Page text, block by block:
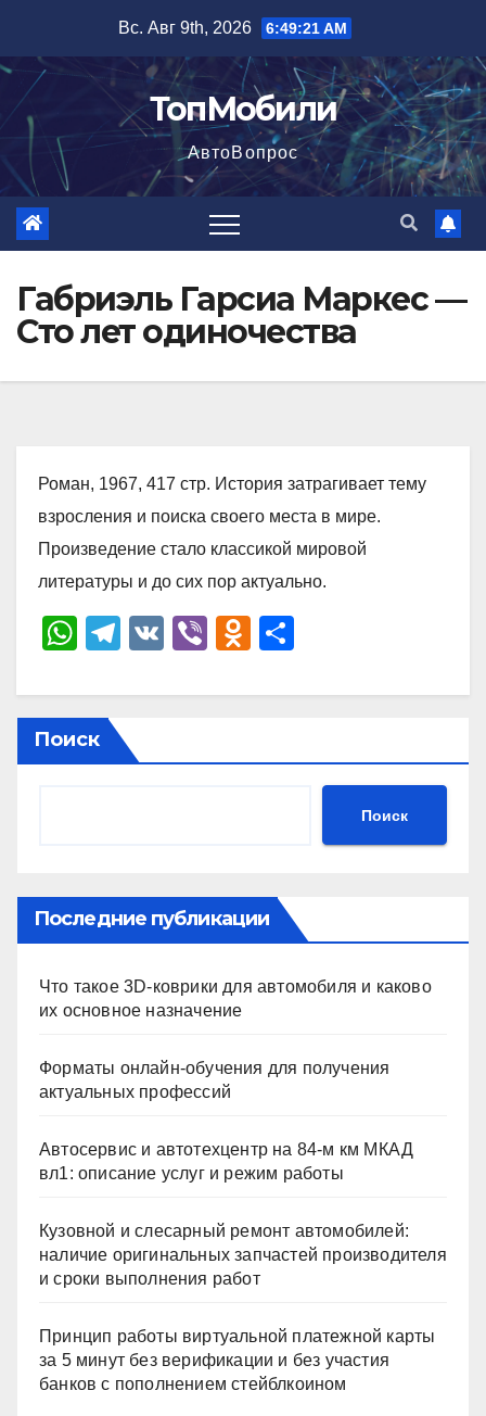
содержимому
Вс. Авг 9th, 2026 6:49:22 AM
ТопМобили
АвтоВопрос
Габриэль Гарсиа Маркес —
Сто лет одиночества
Роман, 1967, 417 стр. История затрагивает тему
взросления и поиска своего места в мире.
Произведение стало классикой мировой
литературы и до сих пор актуально.
W
at
s
A
T
e
gr
a
V
Vi
er
O
n
kl
ki
р
в
ть
Поиск
Поиск
Последние публикации
Что такое 3D-коврики для автомобиля и каково
их основное назначение
Форматы онлайн-обучения для получения
актуальных профессий
Автосервис и автотехцентр на 84-м км МКАД
вл1: описание услуг и режим работы
Кузовной и слесарный ремонт автомобилей:
наличие оригинальных запчастей производителя
и сроки выполнения работ
Принцип работы виртуальной платежной карты
за 5 минут без верификации и без участия
банков с пополнением стейблкоином